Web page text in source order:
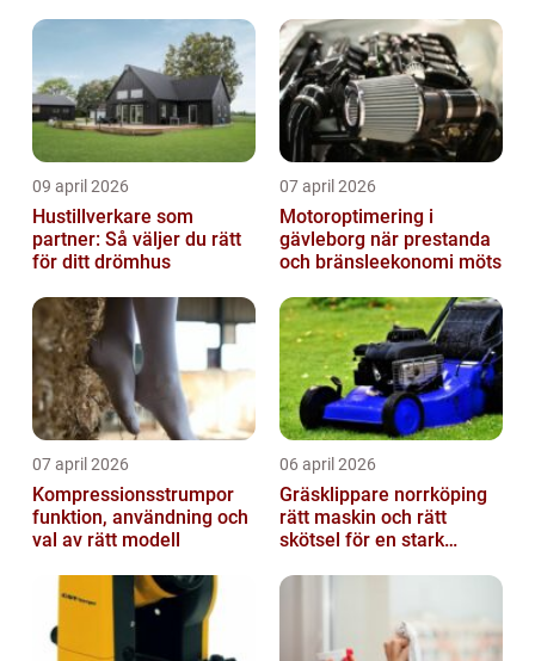
09 april 2026
Hustillverkare som
partner: Så väljer du rätt
för ditt drömhus
07 april 2026
Motoroptimering i
gävleborg när prestanda
och bränsleekonomi möts
07 april 2026
Kompressionsstrumpor
funktion, användning och
val av rätt modell
06 april 2026
Gräsklippare norrköping
rätt maskin och rätt
skötsel för en stark